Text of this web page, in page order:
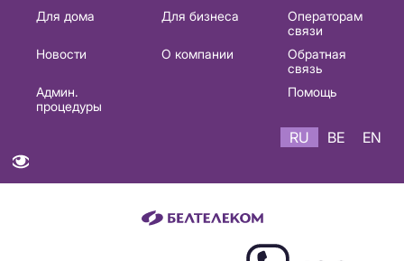
Основная
навигация
Для дома Для бизнеса
Операторам
связи
Новости
О компании
Обратная
связь
Админ.
процедуры
Помощь
RU BE EN